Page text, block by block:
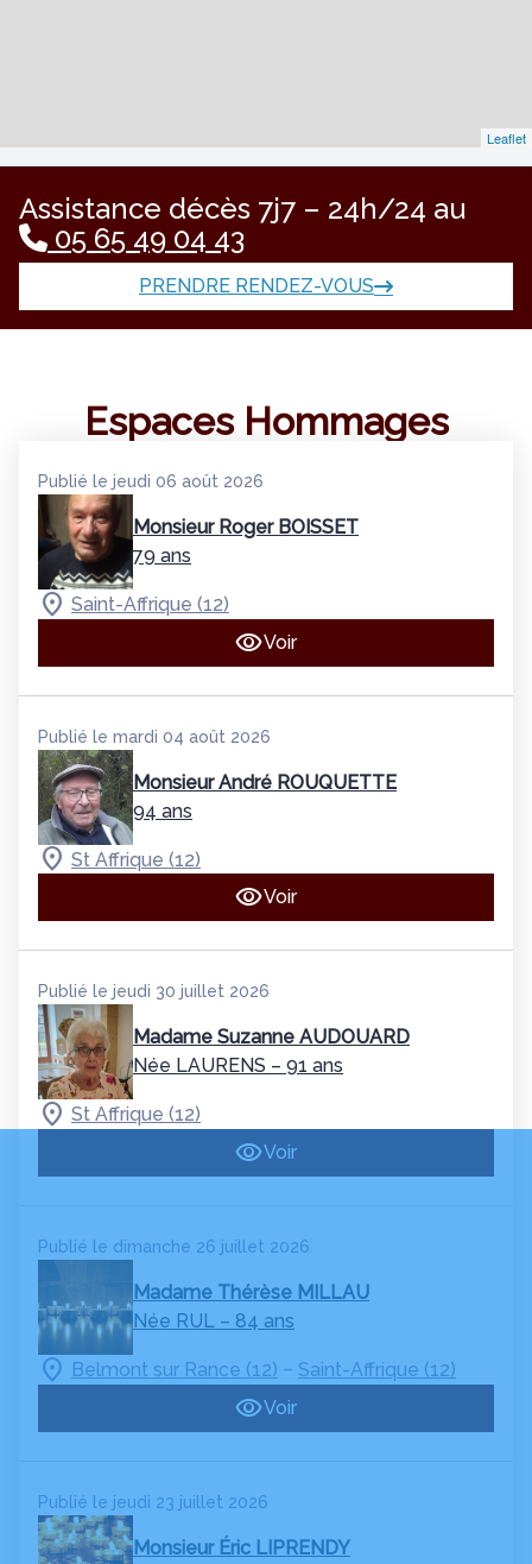
Leaflet
Assistance décès 7j7 – 24h/24 au
05 65 49 04 43
PRENDRE RENDEZ-VOUS
Espaces Hommages
Publié le jeudi 06 août 2026
Monsieur Roger BOISSET
79 ans
Saint-Affrique (12)
Voir
Publié le mardi 04 août 2026
Monsieur André ROUQUETTE
94 ans
St Affrique (12)
Voir
Publié le jeudi 30 juillet 2026
Madame Suzanne AUDOUARD
Née LAURENS – 91 ans
St Affrique (12)
Voir
Publié le dimanche 26 juillet 2026
Madame Thérèse MILLAU
Née RUL – 84 ans
Belmont sur Rance (12) – Saint-Affrique (12)
Voir
Publié le jeudi 23 juillet 2026
Monsieur Éric LIPRENDY